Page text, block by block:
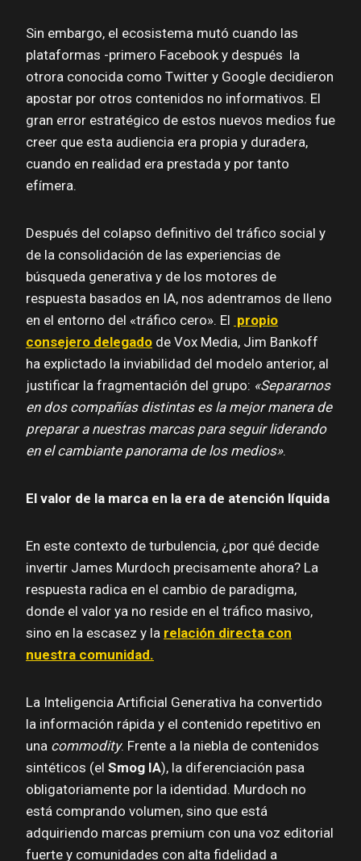
Sin embargo, el ecosistema mutó cuando las
plataformas -primero Facebook y después la
otrora conocida como Twitter y Google decidieron
apostar por otros contenidos no informativos. El
gran error estratégico de estos nuevos medios fue
creer que esta audiencia era propia y duradera,
cuando en realidad era prestada y por tanto
efímera.
Después del colapso definitivo del tráfico social y
de la consolidación de las experiencias de
búsqueda generativa y de los motores de
respuesta basados en IA, nos adentramos de lleno
en el entorno del «tráfico cero». El propio
consejero delegado de Vox Media, Jim Bankoff
ha explictado la inviabilidad del modelo anterior, al
justificar la fragmentación del grupo: «Separarnos
en dos compañías distintas es la mejor manera de
preparar a nuestras marcas para seguir liderando
en el cambiante panorama de los medios».
El valor de la marca en la era de atención líquida
En este contexto de turbulencia, ¿por qué decide
invertir James Murdoch precisamente ahora? La
respuesta radica en el cambio de paradigma,
donde el valor ya no reside en el tráfico masivo,
sino en la escasez y la relación directa con
nuestra comunidad.
La Inteligencia Artificial Generativa ha convertido
la información rápida y el contenido repetitivo en
una commodity. Frente a la niebla de contenidos
sintéticos (el Smog IA), la diferenciación pasa
obligatoriamente por la identidad. Murdoch no
está comprando volumen, sino que está
adquiriendo marcas premium con una voz editorial
fuerte y comunidades con alta fidelidad a